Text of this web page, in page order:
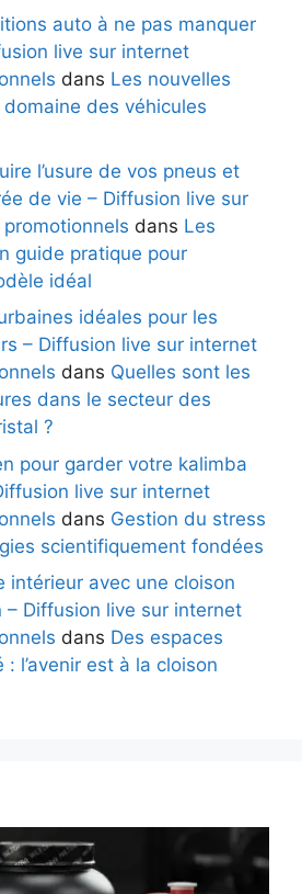
auto à ne pas manquer
live sur internet
dans Les nouvelles
des véhicules
l’usure de vos pneus et
de vie – Diffusion live sur
dans Les
guide pratique pour
idéal
idéales pour les
– Diffusion live sur internet
dans Quelles sont les
dans le secteur des
?
pour garder votre kalimba
live sur internet
dans Gestion du stress
scientifiquement fondées
intérieur avec une cloison
– Diffusion live sur internet
dans Des espaces
l’avenir est à la cloison